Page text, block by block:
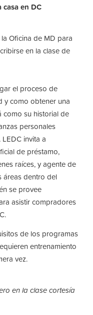
en DC
Oficina de MD para
en la clase de
el proceso de
y como obtener una
como su historial de
personales
invita a
de préstamo,
raíces, y agente de
áreas dentro del
se provee
asistir compradores
de los programas
entrenamiento
vez.
en la clase cortesía